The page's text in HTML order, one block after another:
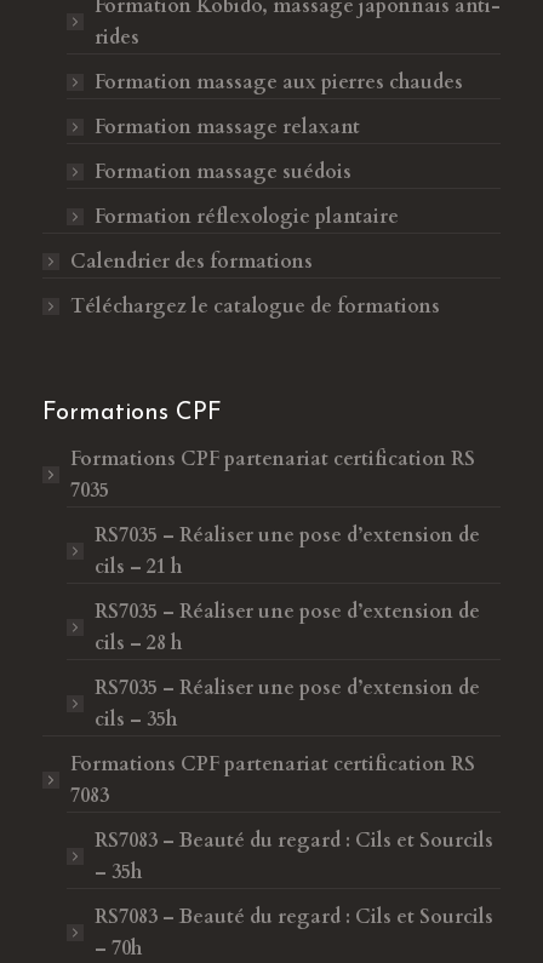
Formation Kobido, massage japonnais anti-
rides
Formation massage aux pierres chaudes
Formation massage relaxant
Formation massage suédois
Formation réflexologie plantaire
Calendrier des formations
Téléchargez le catalogue de formations
Formations CPF
Formations CPFpartenariat certification RS
7035
RS7035 – Réaliser une pose d’extension de
cils – 21 h
RS7035 – Réaliser une pose d’extension de
cils – 28 h
RS7035 – Réaliser une pose d’extension de
cils – 35h
Formations CPFpartenariat certification RS
7083
RS7083 – Beauté du regard : Cils et Sourcils
– 35h
RS7083 – Beauté du regard : Cils et Sourcils
– 70h